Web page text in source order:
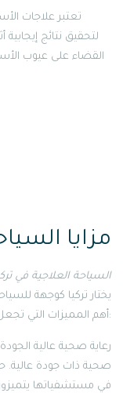
تعتبر علاجات
لتحقيق نتائج
القضاء على عيوب
مزايا
السياحة العلاجية في
يختار تركيا كوجهة
أهم المميزات التي تجعل تركيا مكانًا مثاليًا للسياحة العلاجية:
صحية ذات جودة عالية.
في مستشفياتها